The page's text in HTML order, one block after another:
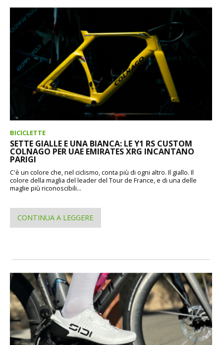
BICICLETTE
SETTE GIALLE E UNA BIANCA: LE Y1 RS CUSTOM
COLNAGO PER UAE EMIRATES XRG INCANTANO
PARIGI
C'è un colore che, nel ciclismo, conta più di ogni altro. Il giallo. Il
colore della maglia del leader del Tour de France, e di una delle
maglie più riconoscibili...
CONTINUA A LEGGERE